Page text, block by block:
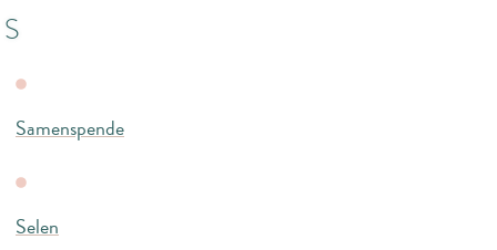
S
Samenspende
Selen